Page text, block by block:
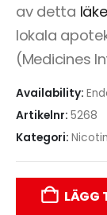
av detta
lokala
(Medicines
Availability:
Artikelnr: 5268
Kategori:
LÄGG